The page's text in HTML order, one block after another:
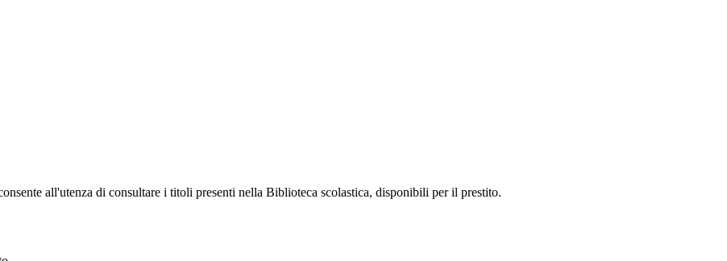
all'utenza di consultare i titoli presenti nella Biblioteca scolastica, disponibili per il prestito.